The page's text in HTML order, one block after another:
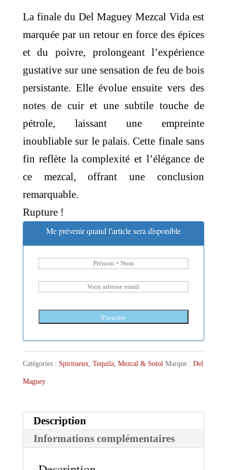
La finale du Del Maguey Mezcal Vida est
marquée par un retour en force des épices
et du poivre, prolongeant l’expérience
gustative sur une sensation de feu de bois
persistante. Elle évolue ensuite vers des
notes de cuir et une subtile touche de
pétrole, laissant une empreinte
inoubliable sur le palais. Cette finale sans
fin reflète la complexité et l’élégance de
ce mezcal, offrant une conclusion
remarquable.
Rupture !
Me prévenir quand l'article sera disponible
S'inscrire
Catégories : Spiritueux, Tequila, Mezcal & Sotol Marque : Del
Maguey
Description
Informations complémentaires